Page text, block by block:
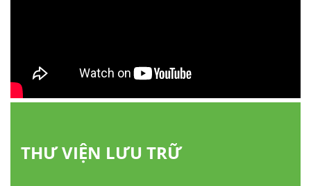
THƯ VIỆN LƯU TRỮ